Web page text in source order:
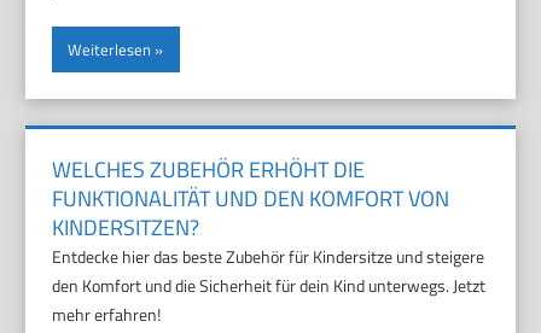
Weiterlesen
WELCHES ZUBEHÖR ERHÖHT DIE
FUNKTIONALITÄT UND DEN KOMFORT VON
KINDERSITZEN?
Entdecke hier das beste Zubehör für Kindersitze und steigere
den Komfort und die Sicherheit für dein Kind unterwegs. Jetzt
mehr erfahren!